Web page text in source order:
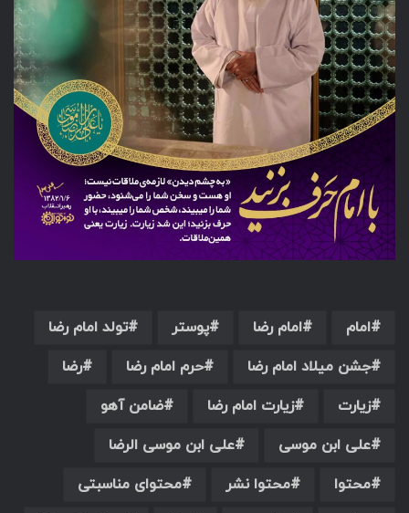
امام امام رضا پوستر
تولد امام رضا
جشن میلاد امام رضا
حرم امام رضا
رضا
زیارت
زیارت امام رضا
ضامن آهو
علی ابن موسی
علی ابن موسی الرضا
محتوا
محتوا نشر
محتوای مناسبتی